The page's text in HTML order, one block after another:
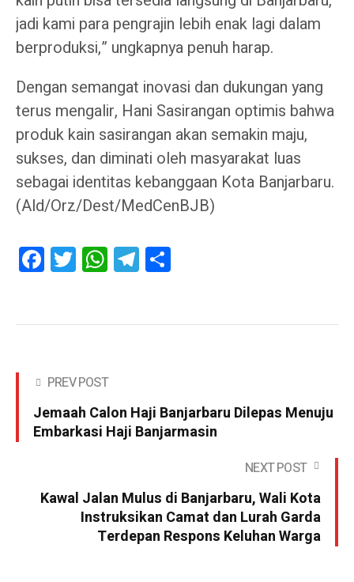
jadi kami para pengrajin lebih enak lagi dalam
berproduksi,” ungkapnya penuh harap.
Dengan semangat inovasi dan dukungan yang
terus mengalir, Hani Sasirangan optimis bahwa
produk kain sasirangan akan semakin maju,
sukses, dan diminati oleh masyarakat luas
sebagai identitas kebanggaan Kota Banjarbaru.
(Ald/Orz/Dest/MedCenBJB)
FacebookTwitterWhatsAppTelegram
PREV POST
Jemaah Calon Haji Banjarbaru Dilepas Menuju
Embarkasi Haji Banjarmasin
NEXT POST
Kawal Jalan Mulus di Banjarbaru, Wali Kota
Instruksikan Camat dan Lurah Garda
Terdepan Respons Keluhan Warga